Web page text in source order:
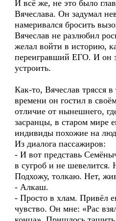
И всё же, не это было
Вячеслава. Он задумал
намеривался бросить
Вячеслав не разлюбил
желал войти в историю,
переигравший ЕГО. И он
устроить.
Как-то, Вячеслав трясся
времени он гостил в
отличие от нынешнего,
засранцы, в старом мире
индивиды похожие на
Из диалога пассажиров:
- И вот представь
в сугроб и не
Подхожу, толкаю. Нет,
- Алкаш.
- Просто в хлам. Привёл
чувство. Он мне: «Рас